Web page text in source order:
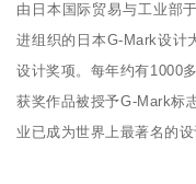
由日本国际贸易与工业部
进组织的日本G-Mark设计
设计奖项。每年约有1000
获奖作品被授予G-Mark标
业已成为世界上最著名的设